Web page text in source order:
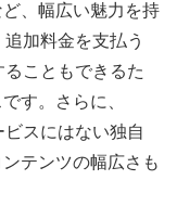
、幅広い魅力を持
加料金を支払う
こともできるた
す。さらに、
スにはない独自
テンツの幅広さも